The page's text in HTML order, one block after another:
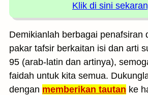
Klik di sini
Demikianlah berbagai penafsiran
pakar tafsir berkaitan isi dan arti
95 (arab-latin dan artinya),
faidah untuk kita semua.
dengan memberikan tautan ke